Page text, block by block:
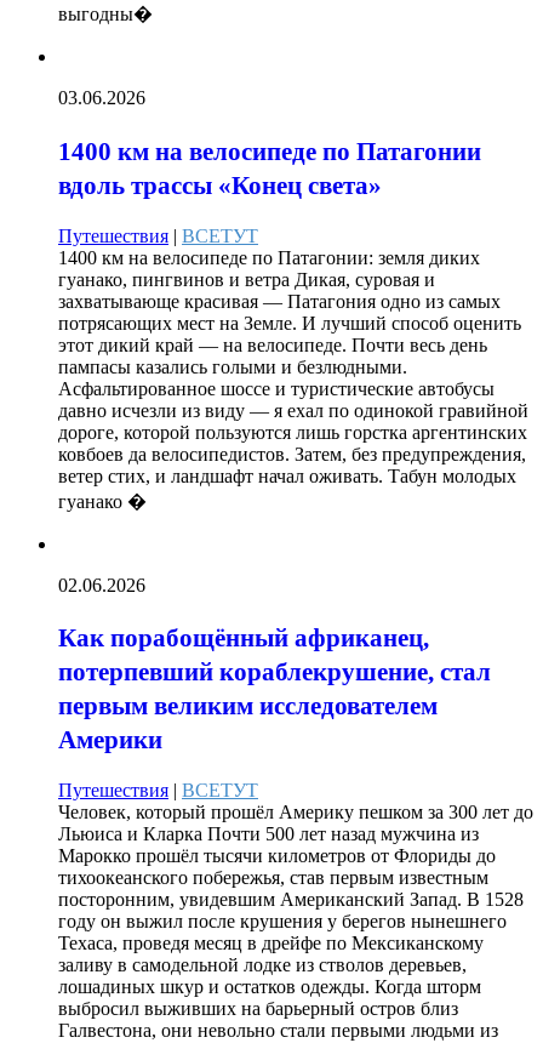
выгодны�
03.06.2026
1400 км на велосипеде по Патагонии
вдоль трассы «Конец света»
Путешествия | ВСЕТУТ
1400 км на велосипеде по Патагонии: земля диких
гуанако, пингвинов и ветра Дикая, суровая и
захватывающе красивая — Патагония одно из самых
потрясающих мест на Земле. И лучший способ оценить
этот дикий край — на велосипеде. Почти весь день
пампасы казались голыми и безлюдными.
Асфальтированное шоссе и туристические автобусы
давно исчезли из виду — я ехал по одинокой гравийной
дороге, которой пользуются лишь горстка аргентинских
ковбоев да велосипедистов. Затем, без предупреждения,
ветер стих, и ландшафт начал оживать. Табун молодых
гуанако �
02.06.2026
Как порабощённый африканец,
потерпевший кораблекрушение, стал
первым великим исследователем
Америки
Путешествия | ВСЕТУТ
Человек, который прошёл Америку пешком за 300 лет до
Льюиса и Кларка Почти 500 лет назад мужчина из
Марокко прошёл тысячи километров от Флориды до
тихоокеанского побережья, став первым известным
посторонним, увидевшим Американский Запад. В 1528
году он выжил после крушения у берегов нынешнего
Техаса, проведя месяц в дрейфе по Мексиканскому
заливу в самодельной лодке из стволов деревьев,
лошадиных шкур и остатков одежды. Когда шторм
выбросил выживших на барьерный остров близ
Галвестона, они невольно стали первыми людьми из